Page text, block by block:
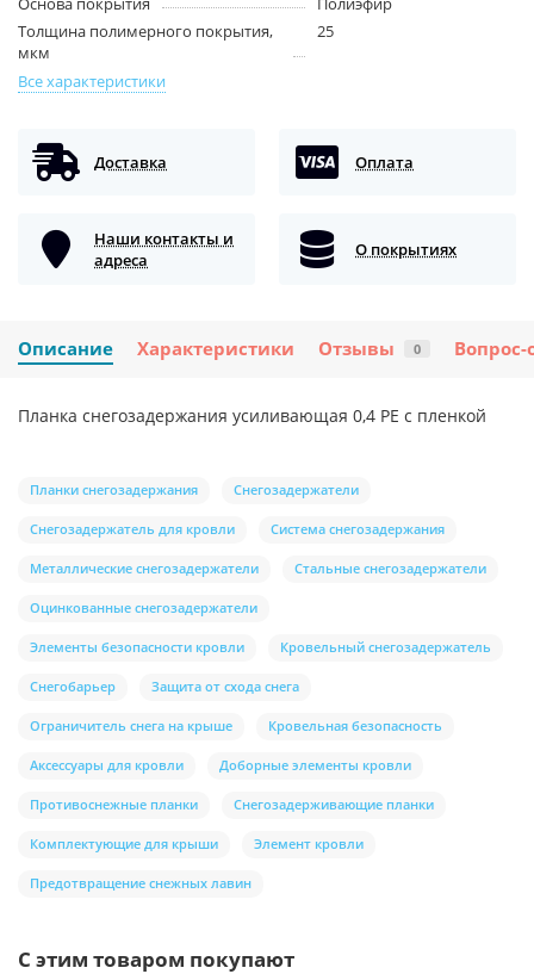
Толщина полимерного покрытия,
мкм
25
Все характеристики
Доставка Оплата
Наши контакты и
адреса
О покрытиях
Описание Характеристики Отзывы 0 Вопрос-
Планка снегозадержания усиливающая 0,4 PE с пленкой
Планки снегозадержания Снегозадержатели
Снегозадержатель для кровли Система снегозадержания
Металлические снегозадержатели Стальные снегозадержатели
Оцинкованные снегозадержатели
Элементы безопасности кровли Кровельный снегозадержатель
Снегобарьер Защита от схода снега
Ограничитель снега на крыше Кровельная безопасность
Аксессуары для кровли Доборные элементы кровли
Противоснежные планки Снегозадерживающие планки
Комплектующие для крыши Элемент кровли
Предотвращение снежных лавин
С этим товаром покупают